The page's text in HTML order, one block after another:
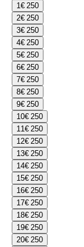
1€ 250
2€ 250
3€ 250
4€ 250
5€ 250
6€ 250
7€ 250
8€ 250
9€ 250
10€ 250
11€ 250
12€ 250
13€ 250
14€ 250
15€ 250
16€ 250
17€ 250
18€ 250
19€ 250
20€ 250